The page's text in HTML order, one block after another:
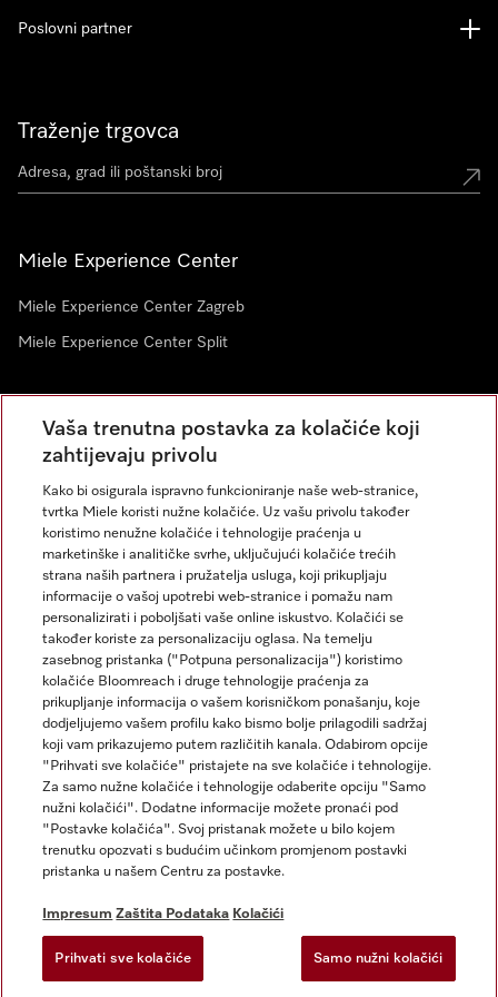
Traženje trgovca
Miele Experience Center
Miele Experience Center Zagreb
Miele Experience Center Split
Newsletter
Poslovni partner
Impresum
Opći uvjeti
Zaštita podataka
Uvjeti Korištenja
Izjava o pristupačnosti
Zakon o digitalnim uslugama
Postavke kolačića
Miele na Instagramu
Miele na Facebooku
Vaša trenutna postavka za kolačiće koji
zahtijevaju privolu
Kako bi osigurala ispravno funkcioniranje naše web-stranice,
tvrtka Miele koristi nužne kolačiće. Uz vašu privolu također
koristimo nenužne kolačiće i tehnologije praćenja u
marketinške i analitičke svrhe, uključujući kolačiće trećih
strana naših partnera i pružatelja usluga, koji prikupljaju
informacije o vašoj upotrebi web-stranice i pomažu nam
personalizirati i poboljšati vaše online iskustvo. Kolačići se
također koriste za personalizaciju oglasa. Na temelju
zasebnog pristanka ("Potpuna personalizacija") koristimo
kolačiće Bloomreach i druge tehnologije praćenja za
prikupljanje informacija o vašem korisničkom ponašanju, koje
dodjeljujemo vašem profilu kako bismo bolje prilagodili sadržaj
koji vam prikazujemo putem različitih kanala. Odabirom opcije
"Prihvati sve kolačiće" pristajete na sve kolačiće i tehnologije.
Za samo nužne kolačiće i tehnologije odaberite opciju "Samo
nužni kolačići". Dodatne informacije možete pronaći pod
"Postavke kolačića". Svoj pristanak možete u bilo kojem
trenutku opozvati s budućim učinkom promjenom postavki
pristanka u našem Centru za postavke.
Impresum Zaštita Podataka Kolačići
Prihvati sve kolačiće Samo nužni kolačići